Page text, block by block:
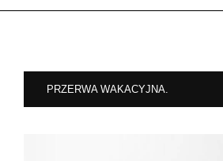
PRZERWA WAKACYJNA.